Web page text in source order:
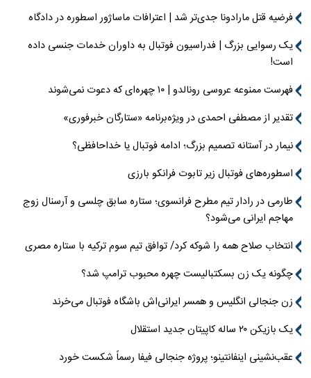
فرضیه قتل مارادونا جدی‌تر شد | اعترافات ماساژور اسطوره در دادگاه
یک رسوایی بزرگ | فدراسیون فوتبال به داوران خدمات جنسی داده
است!
فهرست ممنوعه عروسی رونالدو | ۱۰ چهره‌ای که دعوت نمی‌شوند
تقدیر از مصطفی احمدی در ویژه‌برنامه «ستارگان خبرفوری»
نیمار در آستانه تصمیم بزرگ؛ ادامه فوتبال یا خداحافظی؟
اسطوره‌های فوتبال زیر تابوت فرانکو بارزی
طارمی در رادار تیم مطرح فرانسوی؛ ستاره سابق چلسی و آرسنال زوج
مهاجم ایرانی می‌شود؟
انتخاب صلاح همه را شوکه کرد/ توافق تیم سوم ترکیه با ستاره مصری
چگونه یک زن بسکتبالیست چهره محبوب ترامپ شد؟
زن جنجالی انگلیس و همسر ایرانی‌اش باشگاه فوتبال می‌خرند
یک بازیکن ۲۰ ساله کاپیتان جدید استقلال
عقب‌نشینی اینفانتینو؛ پروژه جنجالی فیفا رسماً شکست خورد